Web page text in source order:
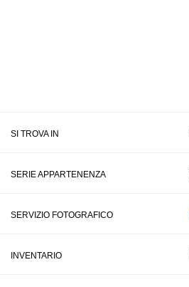
SI TROVA IN
SERIE APPARTENENZA
SERVIZIO FOTOGRAFICO
INVENTARIO